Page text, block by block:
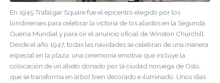
En 1945 Trafalgar Square fue el epicentro elegido por los
londinenses para celebrar la victoria de los aliados en la Segunda
Guerra Mundial y para oír el anuncio oficial de Winston Churchill.
Desde el año 1947, todas las navidades se celebran de una manera
especial en la plaza: una ceremonia emotiva que incluye la
colocación de un abeto donado por la ciudad noruega de Oslo,
que se transforma en árbol bien decorado e iluminado. Unos días